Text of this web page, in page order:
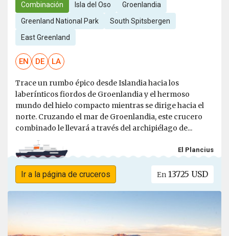
Combinación Isla del Oso Groenlandia
Greenland National Park South Spitsbergen
East Greenland
EN DE LA
Trace un rumbo épico desde Islandia hacia los
laberínticos fiordos de Groenlandia y el hermoso
mundo del hielo compacto mientras se dirige hacia el
norte. Cruzando el mar de Groenlandia, este crucero
combinado le llevará a través del archipiélago de...
El Plancius
Ir a la página de cruceros En 13725 USD